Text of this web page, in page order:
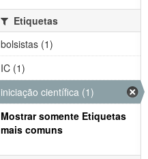
Etiquetas
bolsistas (1)
IC (1)
iniciação científica (1)
Mostrar somente Etiquetas
mais comuns